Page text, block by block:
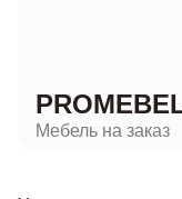
Мебель на заказ